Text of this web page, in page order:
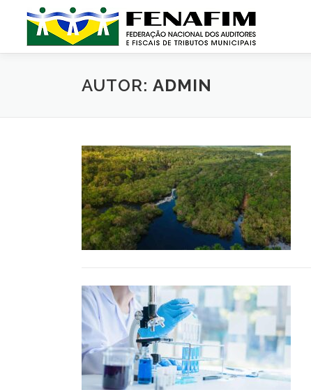
conteúdo
AUTOR: ADMIN